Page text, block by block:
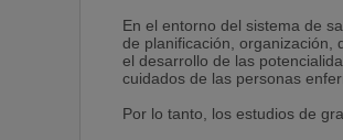
En el entorno del sistema de
de planificación, organización,
el desarrollo de las
cuidados de las personas
Por lo tanto, los estudios de